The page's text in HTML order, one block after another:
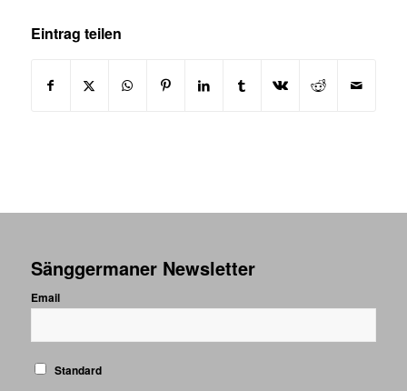
Eintrag teilen
Sänggermaner Newsletter
Email
Standard